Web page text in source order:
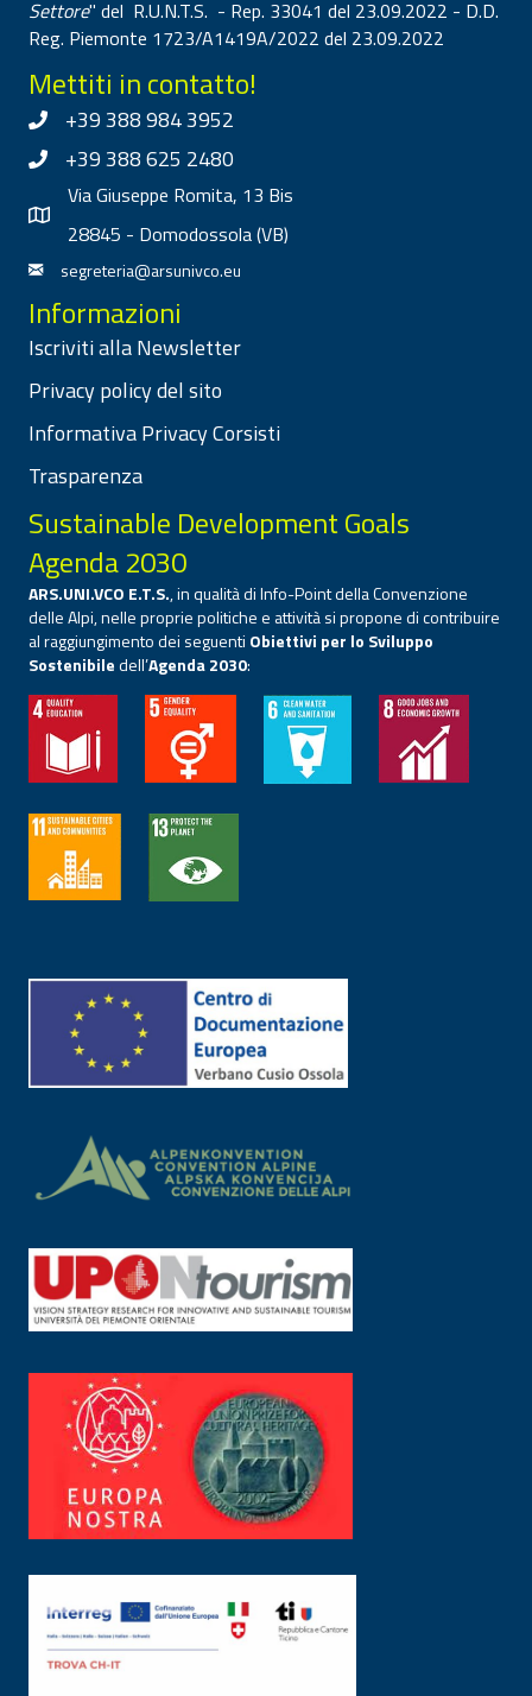
Settore" del R.U.N.T.S. - Rep. 33041 del 23.09.2022 - D.D.
Reg. Piemonte 1723/A1419A/2022 del 23.09.2022
Mettiti in contatto!
+39 388 984 3952
+39 388 625 2480
Via Giuseppe Romita, 13 Bis
28845 - Domodossola (VB)
segreteria@arsunivco.eu
Informazioni
Iscriviti alla Newsletter
Privacy policy del sito
Informativa Privacy Corsisti
Trasparenza
Sustainable Development Goals
Agenda 2030
ARS.UNI.VCO E.T.S., in qualità di Info-Point della Convenzione
delle Alpi, nelle proprie politiche e attività si propone di contribuire
al raggiungimento dei seguenti Obiettivi per lo Sviluppo
Sostenibiledell’Agenda 2030: